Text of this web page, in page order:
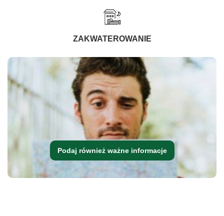
ZAKWATEROWANIE
Podaj również ważne informacje